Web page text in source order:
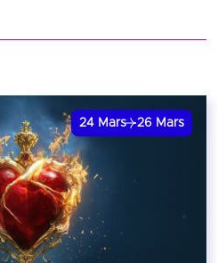
24 Mars 26 Mars